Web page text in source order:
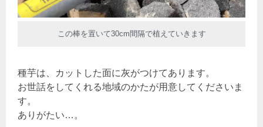
この棒を置いて30cm間隔で植えていきます
種芋は、カットした面に灰がつけてあります。
お世話をしてくれる地域のかたが用意してくださいま
す。
ありがたい…。